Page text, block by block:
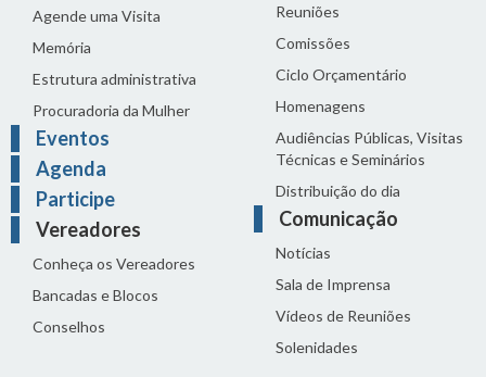
Agende uma Visita
Memória
Estrutura administrativa
Procuradoria da Mulher
Eventos
Agenda
Participe
Vereadores
Conheça os Vereadores
Bancadas e Blocos
Conselhos
Reuniões
Comissões
Ciclo Orçamentário
Homenagens
Audiências Públicas, Visitas
Técnicas e Seminários
Distribuição do dia
Comunicação
Notícias
Sala de Imprensa
Vídeos de Reuniões
Solenidades